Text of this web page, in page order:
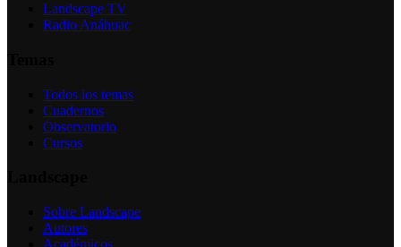
Landscape TV
Radio Anáhuac
Todos los temas
Cuadernos
Observatorio
Cursos
Sobre Landscape
Autores
Académicos